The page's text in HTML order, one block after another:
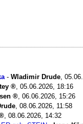
- Wladimir Drude
05.06.2026, 18:16
06.06.2026, 15:26
08.06.2026, 11:58
08.06.2026, 14:32